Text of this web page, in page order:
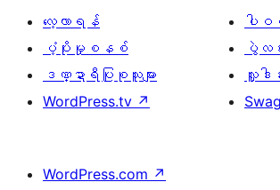
လေ့လာရန်
ပံ့ပိုးမှုစနစ်
ဒဏ္ဍာရီပြုစုသူများ
WordPress.tv ↗
ပါ
ပွဲလမ်
လှူဒ
Swag
WordPress.com ↗